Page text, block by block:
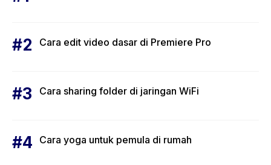
Cara edit video dasar di Premiere Pro
Cara sharing folder di jaringan WiFi
Cara yoga untuk pemula di rumah